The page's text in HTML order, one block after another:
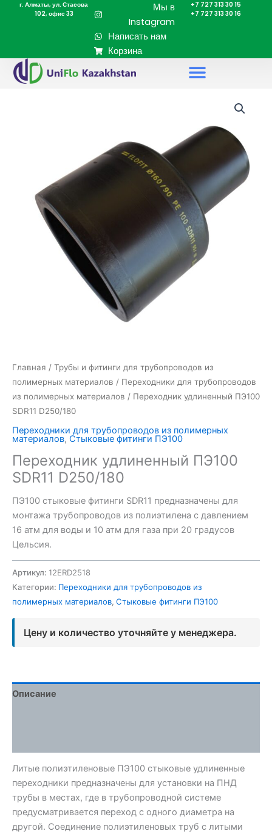
Перейтиг. Алматы, ул. Стасова
102, офис 33
Мы в
Instagram
Написать нам
Корзина
+7 727 313 30 15
+7 727 313 30 16
Главная / Трубы и фитинги для трубопроводов из
полимерных материалов / Переходники для трубопроводов
из полимерных материалов / Переходник удлиненный ПЭ100
SDR11 D250/180
Переходники для трубопроводов из полимерных
материалов, Стыковые фитинги ПЭ100
Переходник удлиненный ПЭ100
SDR11 D250/180
ПЭ100 стыковые фитинги SDR11 предназначены для
монтажа трубопроводов из полиэтилена с давлением
16 атм для воды и 10 атм для газа при 20 градусов
Цельсия.
Артикул: 12ERD2518
Категории: Переходники для трубопроводов из
полимерных материалов, Стыковые фитинги ПЭ100
Цену и количество уточняйте у менеджера.
Описание
Литые полиэтиленовые ПЭ100 стыковые удлиненные
переходники предназначены для установки на ПНД
трубы в местах, где в трубопроводной системе
предусматривается переход с одного диаметра на
другой. Соединение полиэтиленовых труб с литыми